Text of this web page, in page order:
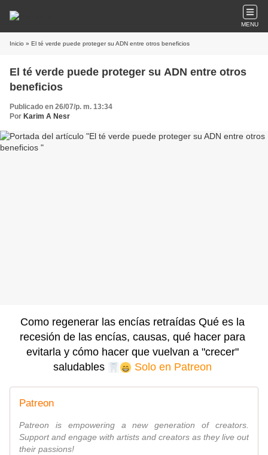
MENU
Inicio » El té verde puede proteger su ADN entre otros beneficios
El té verde puede proteger su ADN entre otros
beneficios
Publicado en 26/07/p. m. 13:34
Por Karim A Nesr
Como regenerar las encías retraídas Qué es la
recesión de las encías, causas, qué hacer para
evitarla y cómo hacer que vuelvan a "crecer"
saludables
Solo en Patreon
Patreon
Patreon is empowering a new generation of creators.
Support and engage with artists and creators as they live out
their passions!